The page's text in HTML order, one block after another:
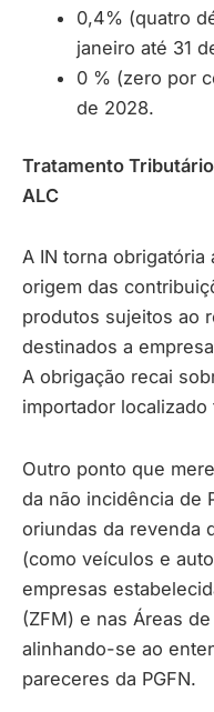
0,4% (quatro
janeiro até 31
0 % (zero por
de 2028.
Tratamento
ALC
A IN torna
origem das
produtos sujeitos ao
destinados a
A obrigação recai
importador
Outro ponto que
da não incidência de
oriundas da revenda
(como veículos e
empresas
(ZFM) e nas Áreas
alinhando-se ao
pareceres da PGFN.